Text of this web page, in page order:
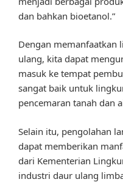
dan bahkan bioetanol.”
Dengan memanfaatkan
ulang, kita dapat
masuk ke tempat
sangat baik untuk
pencemaran tanah dan
Selain itu, pengolahan
dapat memberikan
dari Kementerian
industri daur ulang